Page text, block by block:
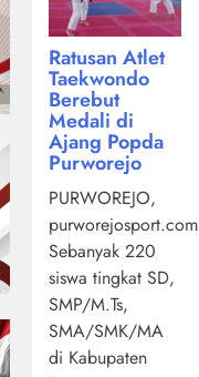
Ratusan Atlet
Taekwondo
Berebut
Medali di
Ajang Popda
Purworejo
PURWOREJO,
purworejosport.com,
Sebanyak 220
siswa tingkat SD,
SMP/M.Ts,
SMA/SMK/MA
di Kabupaten